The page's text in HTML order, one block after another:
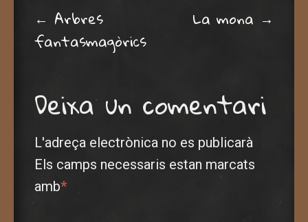
Post navigation
← Arbres
fantasmagòrics
La mona →
Deixa un comentari
L'adreça electrònica no es publicarà
Els camps necessaris estan marcats
amb*